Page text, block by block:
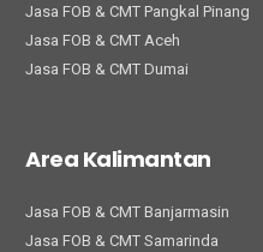
Jasa FOB & CMT Pangkal Pinang
Jasa FOB & CMT Aceh
Jasa FOB & CMT Dumai
Area Kalimantan
Jasa FOB & CMT Banjarmasin
Jasa FOB & CMT Samarinda